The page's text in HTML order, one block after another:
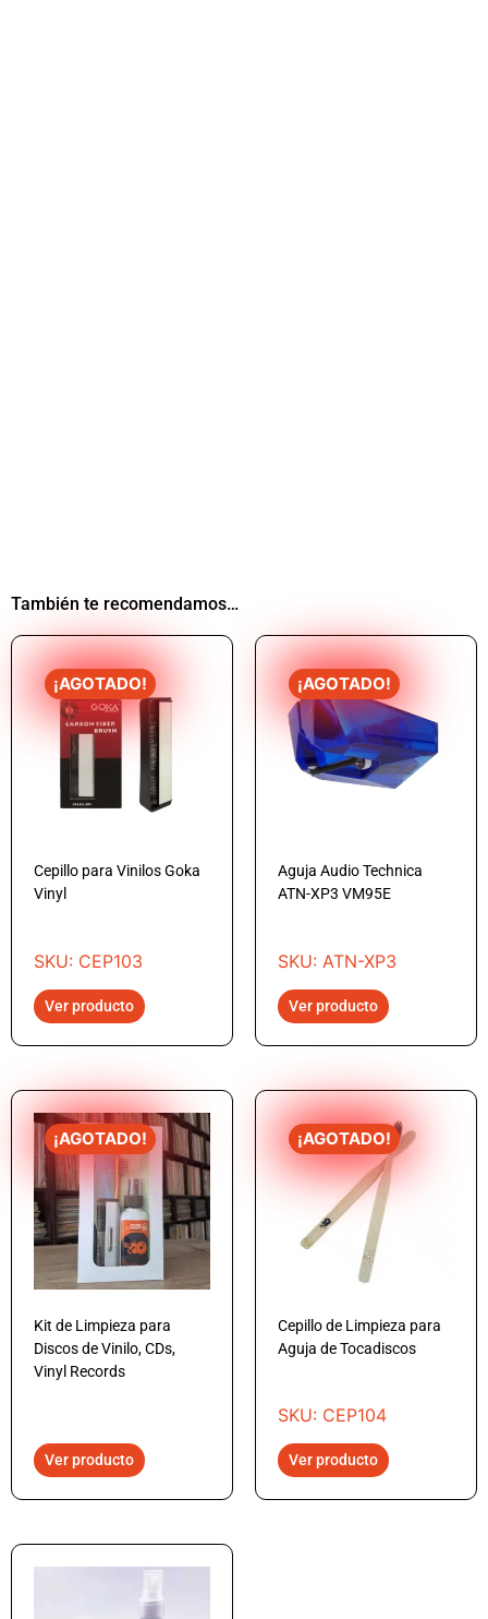
También te recomendamos…
¡AGOTADO!
Cepillo para Vinilos Goka
Vinyl
SKU: CEP103
Ver producto
¡AGOTADO!
Aguja Audio Technica
ATN-XP3 VM95E
SKU: ATN-XP3
Ver producto
¡AGOTADO!
Kit de Limpieza para
Discos de Vinilo, CDs,
Vinyl Records
Ver producto
¡AGOTADO!
Cepillo de Limpieza para
Aguja de Tocadiscos
SKU: CEP104
Ver producto